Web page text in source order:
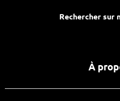
Rechercher sur
À